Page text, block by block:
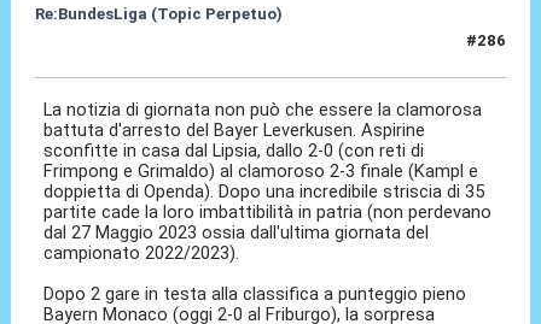
Re:BundesLiga (Topic Perpetuo)
#286
La notizia di giornata non può che essere la clamorosa
battuta d'arresto del Bayer Leverkusen. Aspirine
sconfitte in casa dal Lipsia, dallo 2-0 (con reti di
Frimpong e Grimaldo) al clamoroso 2-3 finale (Kampl e
doppietta di Openda). Dopo una incredibile striscia di 35
partite cade la loro imbattibilità in patria (non perdevano
dal 27 Maggio 2023 ossia dall'ultima giornata del
campionato 2022/2023).
Dopo 2 gare in testa alla classifica a punteggio pieno
Bayern Monaco (oggi 2-0 al Friburgo), la sorpresa